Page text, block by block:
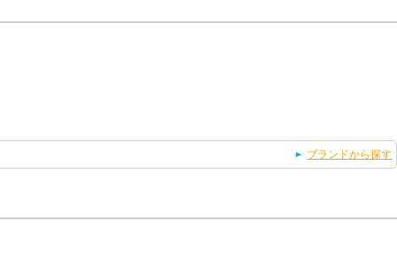
ブランドから探す